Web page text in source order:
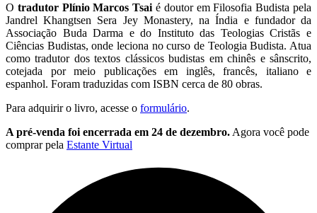
O tradutor Plínio Marcos Tsai é doutor em Filosofia Budista pela
Jandrel Khangtsen Sera Jey Monastery, na Índia e fundador da
Associação Buda Darma e do Instituto das Teologias Cristãs e
Ciências Budistas, onde leciona no curso de Teologia Budista. Atua
como tradutor dos textos clássicos budistas em chinês e sânscrito,
cotejada por meio publicações em inglês, francês, italiano e
espanhol. Foram traduzidas com ISBN cerca de 80 obras.
Para adquirir o livro, acesse o formulário.
A pré-venda foi encerrada em 24 de dezembro. Agora você pode
comprar pela Estante Virtual